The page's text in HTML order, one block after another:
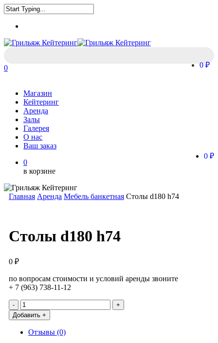
Skip
to
main
Search
0 ₽
0
Магазин
Кейтеринг
Аренда
Залы
Галерея
О нас
Ваш заказ
0 ₽
0
в корзине
Главная Аренда Мебель банкетная Столы d180 h74
Столы d180 h74
0 ₽
по вопросам стоимости и условий аренды звоните
+ 7 (963) 738-11-12
Количество
товара
Столы
d180
h74
Добавить +
Отзывы (0)